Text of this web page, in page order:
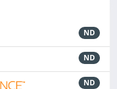
ND
ND
ND